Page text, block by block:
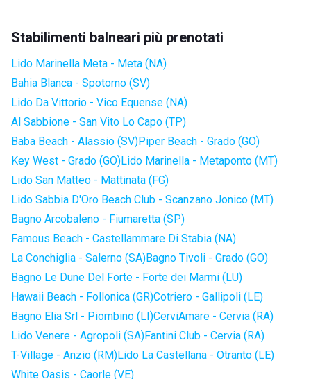
Stabilimenti balneari più prenotati
Lido Marinella Meta - Meta (NA)
Bahia Blanca - Spotorno (SV)
Lido Da Vittorio - Vico Equense (NA)
Al Sabbione - San Vito Lo Capo (TP)
Baba Beach - Alassio (SV)Piper Beach - Grado (GO)
Key West - Grado (GO)Lido Marinella - Metaponto (MT)
Lido San Matteo - Mattinata (FG)
Lido Sabbia D'Oro Beach Club - Scanzano Jonico (MT)
Bagno Arcobaleno - Fiumaretta (SP)
Famous Beach - Castellammare Di Stabia (NA)
La Conchiglia - Salerno (SA)Bagno Tivoli - Grado (GO)
Bagno Le Dune Del Forte - Forte dei Marmi (LU)
Hawaii Beach - Follonica (GR)Cotriero - Gallipoli (LE)
Bagno Elia Srl - Piombino (LI)CerviAmare - Cervia (RA)
Lido Venere - Agropoli (SA)Fantini Club - Cervia (RA)
T-Village - Anzio (RM)Lido La Castellana - Otranto (LE)
White Oasis - Caorle (VE)